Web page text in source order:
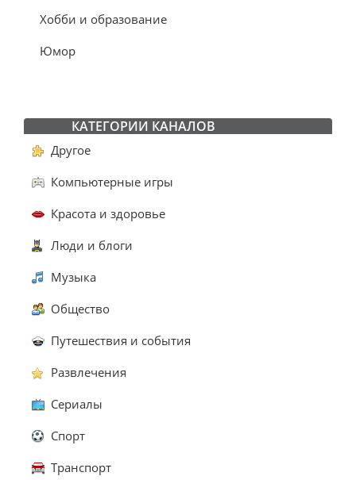
Хобби и образование
Юмор
КАТЕГОРИИ КАНАЛОВ
Другое
Компьютерные игры
Красота и здоровье
Люди и блоги
Музыка
Общество
Путешествия и события
Развлечения
Сериалы
Спорт
Транспорт